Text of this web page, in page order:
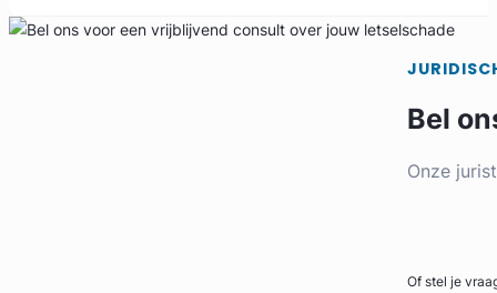
Bel
Onze
Of stel je